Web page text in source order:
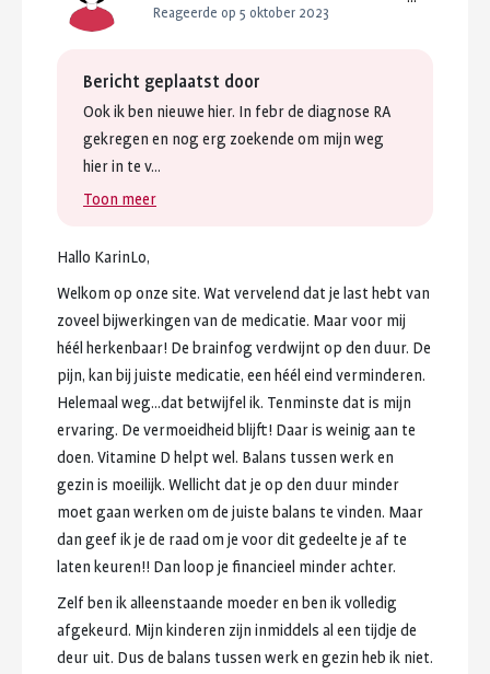
Reageerde op 5 oktober 2023
Bericht geplaatst door
Ook ik ben nieuwe hier. In febrde diagnose RA
gekregen en nog erg zoekende om mijn weg
hierin te v...
Toon meer
Hallo KarinLo,
Welkom op onze site. Wat vervelend dat je last hebt van
zoveel bijwerkingen van de medicatie. Maarvoor mij
héél herkenbaar! De brainfog verdwijnt op den duur. De
pijn, kan bij juiste medicatie, een héél eind verminderen.
Helemaal weg...dat betwijfel ik. Tenminste dat is mijn
ervaring. De vermoeidheid blijft! Daaris weinig aan te
doen. Vitamine D helpt wel. Balans tussen werk en
gezin is moeilijk. Wellicht dat je op den duur minder
moet gaan werken om de juiste balans te vinden. Maar
dan geef ik je de raad om je voordit gedeelte je af te
laten keuren!! Dan loop je financieel minderachter.
Zelf ben ik alleenstaande moederen ben ik volledig
afgekeurd. Mijn kinderen zijn inmiddels al een tijdje de
deur uit. Dus de balans tussen werk en gezin heb ik niet.